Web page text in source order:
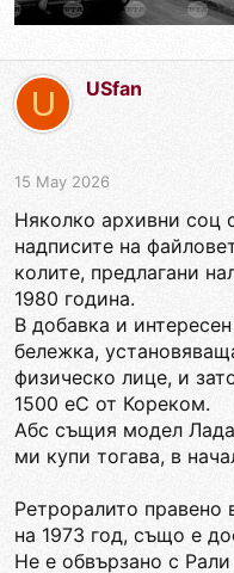
U USfan
15 May 2026
Няколко архивни соц
надписите на
колите, предлагани
1980 година.
В добавка и
бележка,
физическо лице, и
1500 еС от Кореком.
Абс същия модел
ми купи тогава, в
Ретроралито правено
на 1973 год, също е
Не е обвързано с